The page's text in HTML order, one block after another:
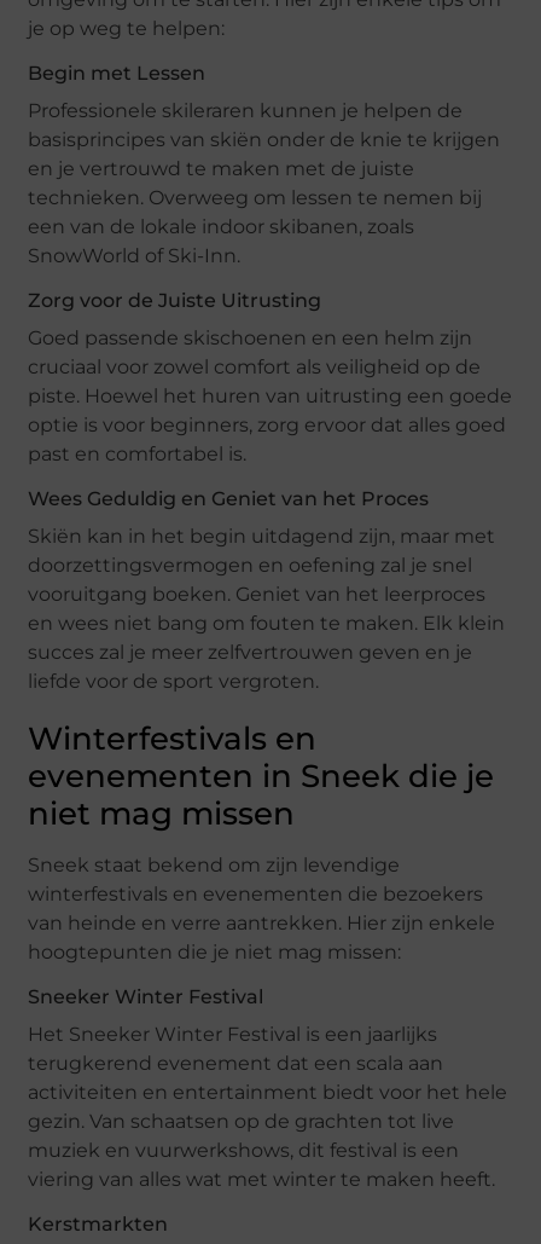
je op weg te helpen:
Begin met Lessen
Professionele skileraren kunnen je helpen de
basisprincipes van skiën onder de knie te krijgen
en je vertrouwd te maken met de juiste
technieken. Overweeg om lessen te nemen bij
een van de lokale indoor skibanen, zoals
SnowWorld of Ski-Inn.
Zorg voor de Juiste Uitrusting
Goed passende skischoenen en een helm zijn
cruciaal voor zowel comfort als veiligheid op de
piste. Hoewel het huren van uitrusting een goede
optie is voor beginners, zorg ervoor dat alles goed
past en comfortabel is.
Wees Geduldig en Geniet van het Proces
Skiën kan in het begin uitdagend zijn, maar met
doorzettingsvermogen en oefening zal je snel
vooruitgang boeken. Geniet van het leerproces
en wees niet bang om fouten te maken. Elk klein
succes zal je meer zelfvertrouwen geven en je
liefde voor de sport vergroten.
Winterfestivals en
evenementen in Sneek die je
niet mag missen
Sneek staat bekend om zijn levendige
winterfestivals en evenementen die bezoekers
van heinde en verre aantrekken. Hier zijn enkele
hoogtepunten die je niet mag missen:
Sneeker Winter Festival
Het Sneeker Winter Festival is een jaarlijks
terugkerend evenement dat een scala aan
activiteiten en entertainment biedt voor het hele
gezin. Van schaatsen op de grachten tot live
muziek en vuurwerkshows, dit festival is een
viering van alles wat met winter te maken heeft.
Kerstmarkten